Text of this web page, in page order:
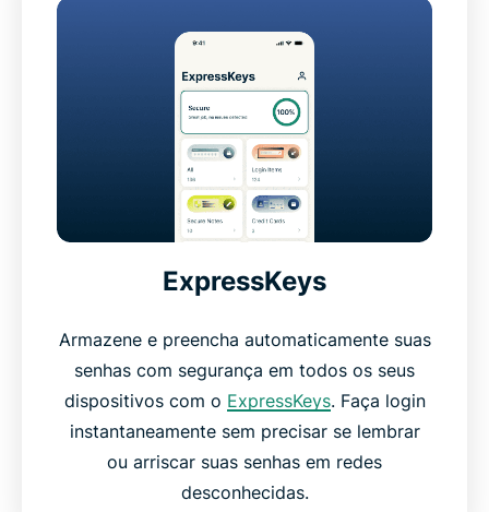
ExpressKeys
Armazene e preencha automaticamente suas
senhas com segurança em todos os seus
dispositivos com o ExpressKeys. Faça login
instantaneamente sem precisar se lembrar
ou arriscar suas senhas em redes
desconhecidas.